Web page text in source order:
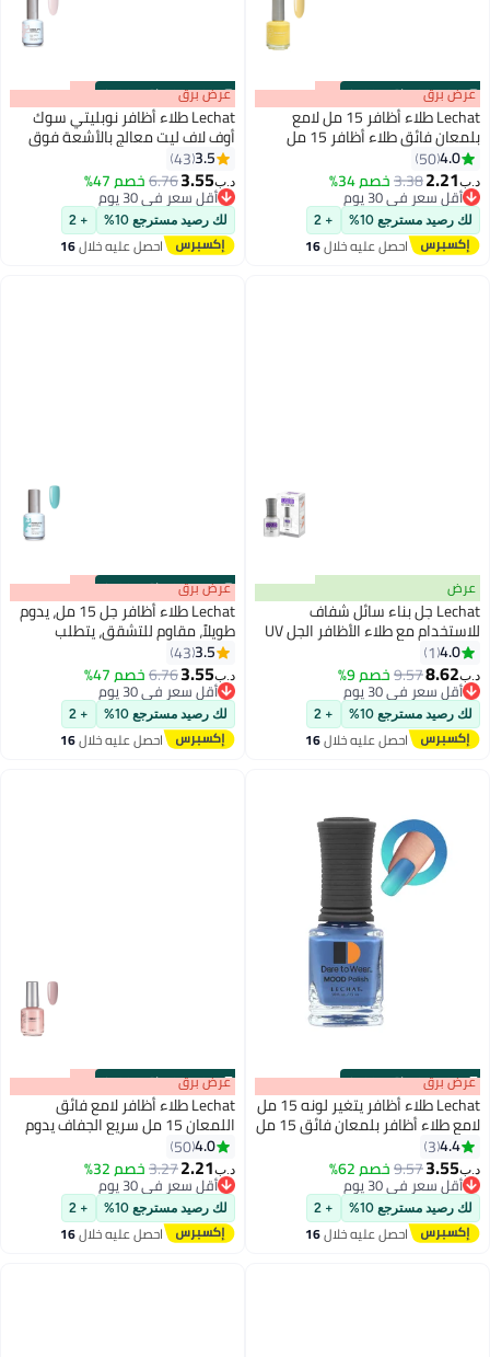
00m:00s
·باقي 100% عرض برق
Lechat طلاء أظافر 15 مل لامع
بلمعان فائق طلاء أظافر 15 مل
سريع الجفاف طويل الأمد طلاء أظافر
نوبليتي طلاء أظافر لا يحتاج إلى
مصباح UV LED لا يحتاج إلى معالجة
لون الأظافر
4.0
50
د.ب‏2.21
3.38خصم 34%
أقل سعر في 30 يوم
أقل سعر في 30 يوم
لك رصيد مسترجع 10% + 2
احصل عليه خلال16
00m:00s
·باقي 100% عرض برق
Lechat طلاء أظافر نوبليتي سوك
أوف لاف ليت معالج بالأشعة فوق
البنفسجية ليد لون كريم المشمش
العميق 15 مل Nbgp139
3.5
43
د.ب‏3.55
6.76خصم 47%
أقل سعر في 30 يوم
أقل سعر في 30 يوم
لك رصيد مسترجع 10% + 2
احصل عليه خلال16
200
عرض
Lechat جل بناء سائل شفاف
للاستخدام مع طلاء الأظافر الجل UV
LED Soak Off 15 مل LGB01
4.0
1
د.ب‏8.62
9.57خصم 9%
أقل سعر في 30 يوم
أقل سعر في 30 يوم
لك رصيد مسترجع 10% + 2
احصل عليه خلال16
00m:00s
·باقي 100% عرض برق
Lechat طلاء أظافر جل 15 مل، يدوم
طويلاً، مقاوم للتشقق، يتطلب
التجفيف تحت مصباح الأشعة فوق
البنفسجية LED Wintermint
Nbgp164
3.5
43
د.ب‏3.55
6.76خصم 47%
أقل سعر في 30 يوم
أقل سعر في 30 يوم
لك رصيد مسترجع 10% + 2
احصل عليه خلال16
00m:00s
·باقي 100% عرض برق
Lechat طلاء أظافر يتغير لونه 15 مل
لامع طلاء أظافر بلمعان فائق 15 مل
يجف بسرعة يدوم طويلاً طلاء أظافر
بتغير درجة الحرارة لون مزاجي طلاء
LED لا يحتاج إلى معالجة طلاء أظافر
مانكير
4.4
3
د.ب‏3.55
9.57خصم 62%
أقل سعر في 30 يوم
أقل سعر في 30 يوم
لك رصيد مسترجع 10% + 2
احصل عليه خلال16
00m:00s
·باقي 100% عرض برق
Lechat طلاء أظافر لامع فائق
اللمعان 15 مل سريع الجفاف يدوم
طويلاً طلاء أظافر Nobility لا يحتاج
إلى مصباح LED فوق بنفسجي لا
يحتاج إلى معالجة لون الأظافر
4.0
50
د.ب‏2.21
3.27خصم 32%
أقل سعر في 30 يوم
أقل سعر في 30 يوم
لك رصيد مسترجع 10% + 2
احصل عليه خلال16